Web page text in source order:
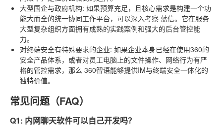
大型国企与政府机构: 如果预算充足，且核心需求是构建一个功
能大而全的统一协同工作平台，可以深入考察 蓝信。它在服务
大型复杂组织方面拥有成熟的实践案例和强大的后台管控能
力。
对终端安全有特殊要求的企业: 如果企业本身已经在使用360的
安全产品体系，或者对员工电脑上的文件操作、网络行为有严
格的管控需求，那么 360智语能够提供IM与终端安全一体化的
独特价值。
常见问题（FAQ）
Q1: 内网聊天软件可以自己开发吗？